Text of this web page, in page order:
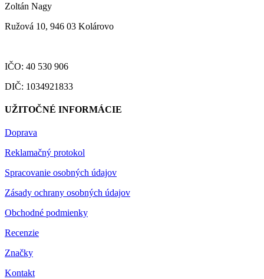
Zoltán Nagy
Ružová 10, 946 03 Kolárovo
IČO: 40 530 906
DIČ: 1034921833
UŽITOČNÉ INFORMÁCIE
Doprava
Reklamačný protokol
Spracovanie osobných údajov
Zásady ochrany osobných údajov
Obchodné podmienky
Recenzie
Značky
Kontakt